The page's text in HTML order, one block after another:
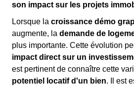
son impact sur les projets
Lorsque la croissance démo
augmente, la demande de
plus importante. Cette évolution
impact direct sur un
est pertinent de connaître cette
potentiel locatif d'un bien. Il est